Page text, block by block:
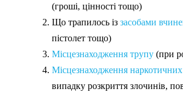
(гроші, цінності тощо)
Що трапилось із засобами
пістолет тощо)
Місцезнаходження трупу (при
Місцезнаходження
випадку розкриття злочинів,